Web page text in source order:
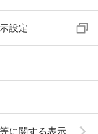
設定
に関する表示